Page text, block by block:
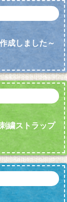
成しました～
繍ストラップ